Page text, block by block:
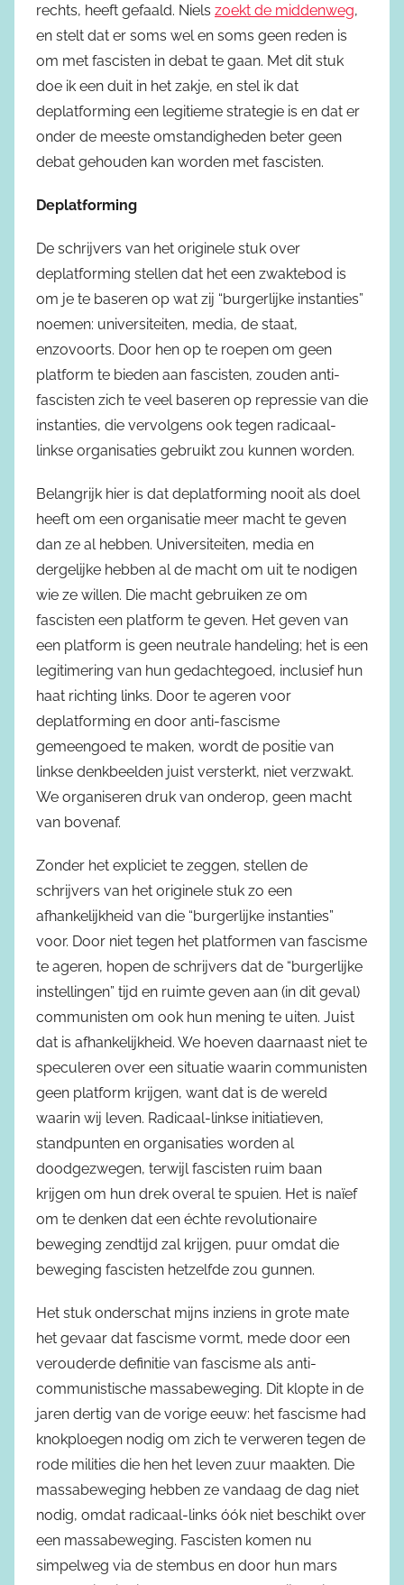
rechts, heeft gefaald. Niels zoekt de middenweg,
en stelt dat er soms wel en soms geen reden is
om met fascisten in debat te gaan. Met dit stuk
doe ik een duit in het zakje, en stel ik dat
deplatforming een legitieme strategie is en dat er
onder de meeste omstandigheden beter geen
debat gehouden kan worden met fascisten.
Deplatforming
De schrijvers van het originele stuk over
deplatforming stellen dat het een zwaktebod is
om je te baseren op wat zij “burgerlijke instanties”
noemen: universiteiten, media, de staat,
enzovoorts. Door hen op te roepen om geen
platform te bieden aan fascisten, zouden anti-
fascisten zich te veel baseren op repressie van die
instanties, die vervolgens ook tegen radicaal-
linkse organisaties gebruikt zou kunnen worden.
Belangrijk hier is dat deplatforming nooit als doel
heeft om een organisatie meer macht te geven
dan ze al hebben. Universiteiten, media en
dergelijke hebben al de macht om uit te nodigen
wie ze willen. Die macht gebruiken ze om
fascisten een platform te geven. Het geven van
een platform is geen neutrale handeling; het is een
legitimering van hun gedachtegoed, inclusief hun
haat richting links. Door te ageren voor
deplatforming en door anti-fascisme
gemeengoed te maken, wordt de positie van
linkse denkbeelden juist versterkt, niet verzwakt.
We organiseren druk van onderop, geen macht
van bovenaf.
Zonder het expliciet te zeggen, stellen de
schrijvers van het originele stuk zo een
afhankelijkheid van die “burgerlijke instanties”
voor. Door niet tegen het platformen van fascisme
te ageren, hopen de schrijvers dat de “burgerlijke
instellingen” tijd en ruimte geven aan (in dit geval)
communisten om ook hun mening te uiten. Juist
dat is afhankelijkheid. We hoeven daarnaast niet te
speculeren over een situatie waarin communisten
geen platform krijgen, want dat is de wereld
waarin wij leven. Radicaal-linkse initiatieven,
standpunten en organisaties worden al
doodgezwegen, terwijl fascisten ruim baan
krijgen om hun drek overal te spuien. Het is naïef
om te denken dat een échte revolutionaire
beweging zendtijd zal krijgen, puur omdat die
beweging fascisten hetzelfde zou gunnen.
Het stuk onderschat mijns inziens in grote mate
het gevaar dat fascisme vormt, mede door een
verouderde definitie van fascisme als anti-
communistische massabeweging. Dit klopte in de
jaren dertig van de vorige eeuw: het fascisme had
knokploegen nodig om zich te verweren tegen de
rode milities die hen het leven zuur maakten. Die
massabeweging hebben ze vandaag de dag niet
nodig, omdat radicaal-links óók niet beschikt over
een massabeweging. Fascisten komen nu
simpelweg via de stembus en door hun mars